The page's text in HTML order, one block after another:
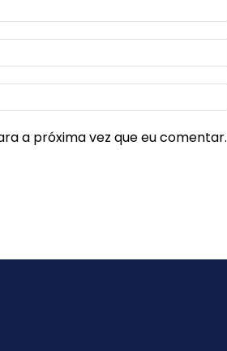
a próxima vez que eu comentar.